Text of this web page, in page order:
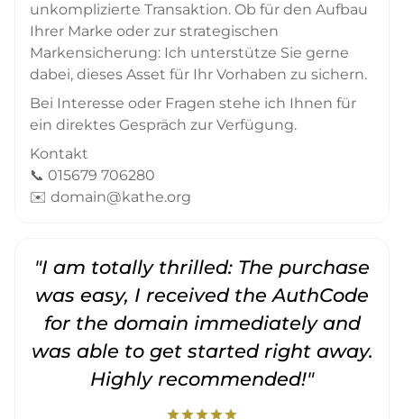
unkomplizierte Transaktion. Ob für den Aufbau
Ihrer Marke oder zur strategischen
Markensicherung: Ich unterstütze Sie gerne
dabei, dieses Asset für Ihr Vorhaben zu sichern.
Bei Interesse oder Fragen stehe ich Ihnen für
ein direktes Gespräch zur Verfügung.
Kontakt
📞 015679 706280
✉️ domain@kathe.org
"I am totally thrilled: The purchase
was easy, I received the AuthCode
for the domain immediately and
was able to get started right away.
Highly recommended!"
starstarstarstarstar